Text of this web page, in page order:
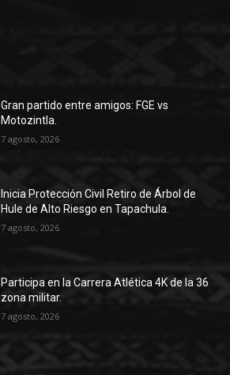
Gran partido entre amigos: FGE vs
Motozintla.
7 agosto, 2026
Inicia Protección Civil Retiro de Árbol de
Hule de Alto Riesgo en Tapachula.
7 agosto, 2026
Participa en la Carrera Atlética 4K de la 36
zona militar.
7 agosto, 2026